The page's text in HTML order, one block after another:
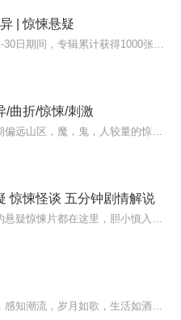
| 惊悚悬疑
/曲折/惊悚/刺激
惊悚怪谈 五分钟剧情解说